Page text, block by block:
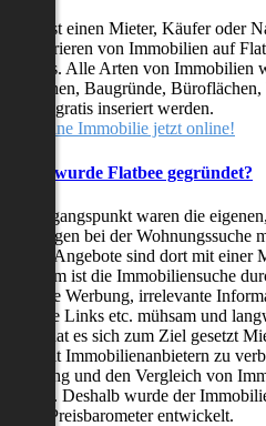
suchst einen Mieter, Käufer oder
Inserieren von Immobilien auf
Alle Arten von Immobilien
Baugründe,
gratis inseriert werden.
deine Immobilie jetzt online!
wurde Flatbee gegründet?
Ausgangspunkt waren die
bei der Wohnungssuche
alle Angebote sind dort mit einer
ist die Immobiliensuche
Werbung, irrelevante
Links etc. mühsam und
hat es sich zum Ziel gesetzt
mit Immobilienanbietern zu
und den Vergleich von
Deshalb wurde der
Preisbarometer entwickelt.